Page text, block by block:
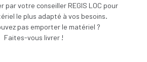
par votre conseiller REGIS LOC pour
le plus adapté à vos besoins.
pas emporter le matériel ?
Faites-vous livrer !